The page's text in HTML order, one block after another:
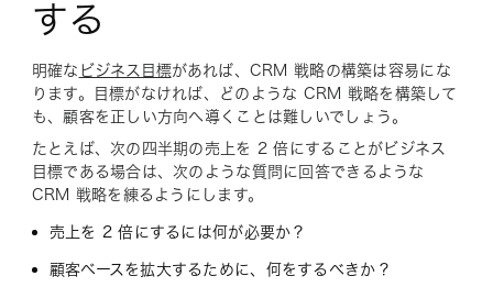
する
明確な ビジネス目標があれば、CRM 戦略の構築は容易にな
ります。目標がなければ、どのような CRM 戦略を構築して
も、顧客を正しい方向へ導くことは難しいでしょう。
たとえば、次の四半期の売上を 2 倍にすることがビジネス
目標である場合は、次のような質問に回答できるような
CRM 戦略を練るようにします。
売上を 2 倍にするには何が必要か？
顧客ベースを拡大するために、何をするべきか？